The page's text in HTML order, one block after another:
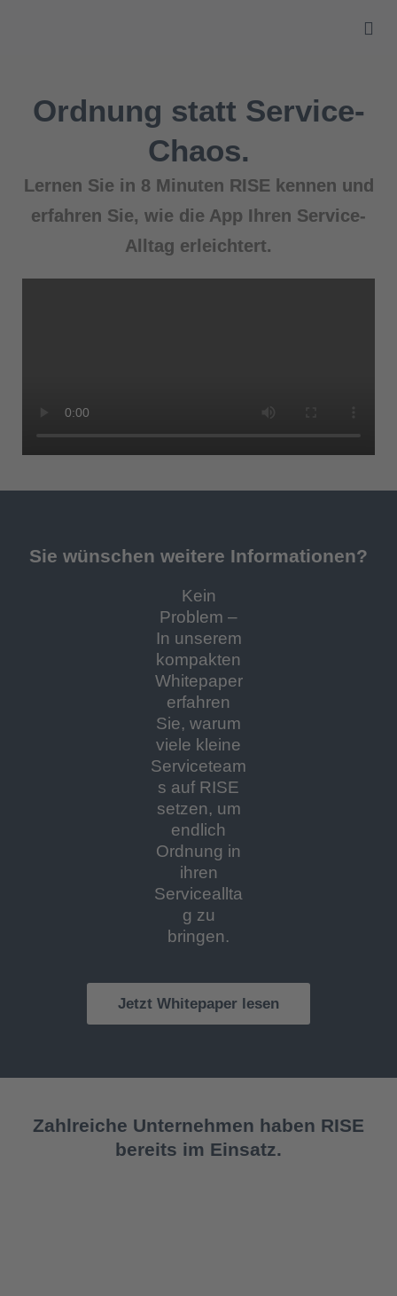
Ordnung statt Service-
Chaos.
Lernen Sie in 8 Minuten RISE kennen und
erfahren Sie, wie die App Ihren Service-
Alltag erleichtert.
Sie wünschen weitere Informationen?
Kein
Problem –
In unserem
kompakten
Whitepaper
erfahren
Sie, warum
viele kleine
Serviceteam
s auf RISE
setzen, um
endlich
Ordnung in
ihren
Serviceallta
g zu
bringen.
Jetzt Whitepaper lesen
Zahlreiche Unternehmen haben RISE
bereits im Einsatz.